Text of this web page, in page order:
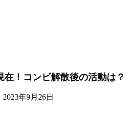
！コンビ解散後の活動は？
2023年9月26日